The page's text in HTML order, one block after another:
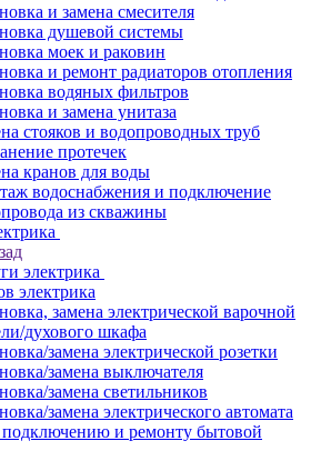
и замена смесителя
душевой системы
моек и раковин
и ремонт радиаторов отопления
водяных фильтров
и замена унитаза
стояков и водопроводных труб
протечек
кранов для воды
водоснабжения и подключение
из скважины
электрика
электрика
замена электрической варочной
духового шкафа
замена электрической розетки
замена выключателя
замена светильников
замена электрического автомата
подключению и ремонту бытовой